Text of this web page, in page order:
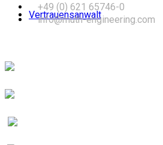
Vertrauensanwalt
+49 (0) 621 65746-0
info@muth-engineering.com